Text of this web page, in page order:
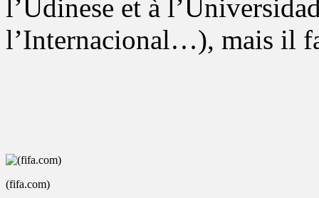
l’Udinese et à
l’Internacional…), mais il
(fifa.com)